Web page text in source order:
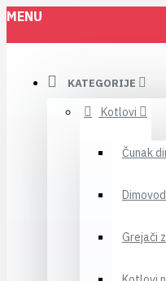
MENU
KATEGORIJE
Kotlovi
Čunak
Grejači